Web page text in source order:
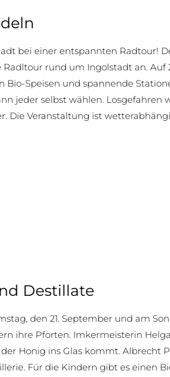
bei einer entspannten Radtour!
Radltour rund um Ingolstadt an.
Speisen und spannende
jeder selbst wählen. Losgefahren
Die Veranstaltung ist
Destillate
den 21. September und am
ihre Pforten. Imkermeisterin
Honig ins Glas kommt. Albrecht
Für die Kindern gibt es einen